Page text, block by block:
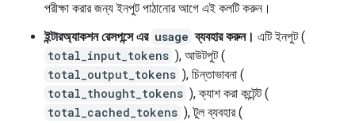
পরীক্ষা করার জন্য ইনপুট পাঠানোর আগে এই কলটি করুন।
ইন্টারঅ্যাকশন রেসপন্সে এর usage ব্যবহার করুন। এটি ইনপুট (
total_input_tokens ), আউটপুট (
total_output_tokens ), চিন্তাভাবনা (
total_thought_tokens ), ক্যাশ করা কন্টেন্ট (
total_cached_tokens ), টুল ব্যবহার (